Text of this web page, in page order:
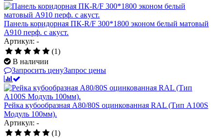
Панель коридорная ПК-R/F 300*1800 эконом белый матовый
А910 перф. с акуст.
Артикул: -
(1)
В наличии
Запросить ценуЗапрос цены
Рейка кубообразная A80/80S оцинкованная RAL (Тип A100S
Модуль 100мм).
Артикул: -
(1)